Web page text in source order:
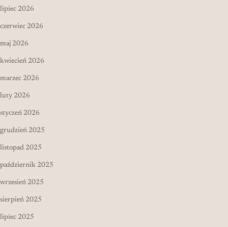
lipiec 2026
czerwiec 2026
maj 2026
kwiecień 2026
marzec 2026
luty 2026
styczeń 2026
grudzień 2025
listopad 2025
październik 2025
wrzesień 2025
sierpień 2025
lipiec 2025